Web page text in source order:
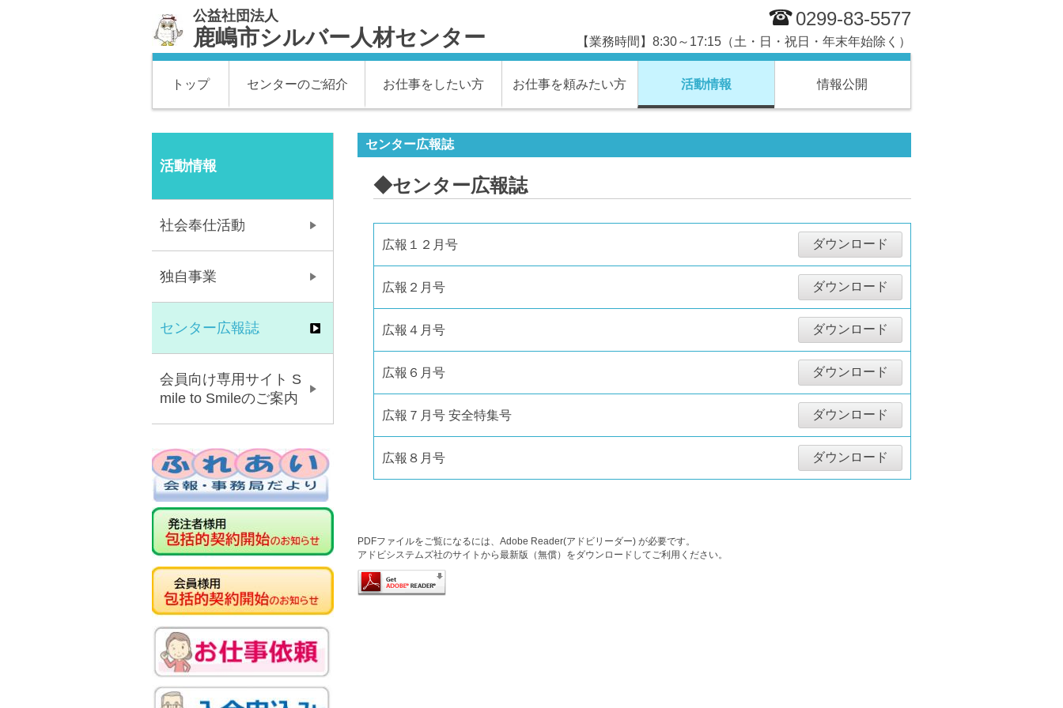
公益社団法人
鹿嶋市シルバー人材センター
0299-83-5577
【業務時間】8:30～17:15（土・日・祝日・年末年始除く）
トップ センターのご紹介 お仕事をしたい方 お仕事を頼みたい方 活動情報 情報公開
センター広報誌
◆センター広報誌
広報１２月号 ダウンロード
広報２月号 ダウンロード
広報４月号 ダウンロード
広報６月号 ダウンロード
広報７月号 安全特集号 ダウンロード
広報８月号 ダウンロード
PDFファイルをご覧になるには、Adobe Reader(アドビリーダー) が必要です。
アドビシステムズ社のサイトから最新版（無償）をダウンロードしてご利用ください。
活動情報
社会奉仕活動
独自事業
センター広報誌
会員向け専用サイト S
mile to Smileのご案内